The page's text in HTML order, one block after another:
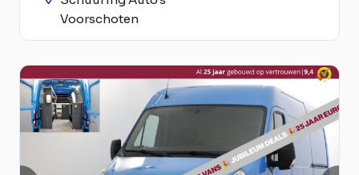
Voorschoten